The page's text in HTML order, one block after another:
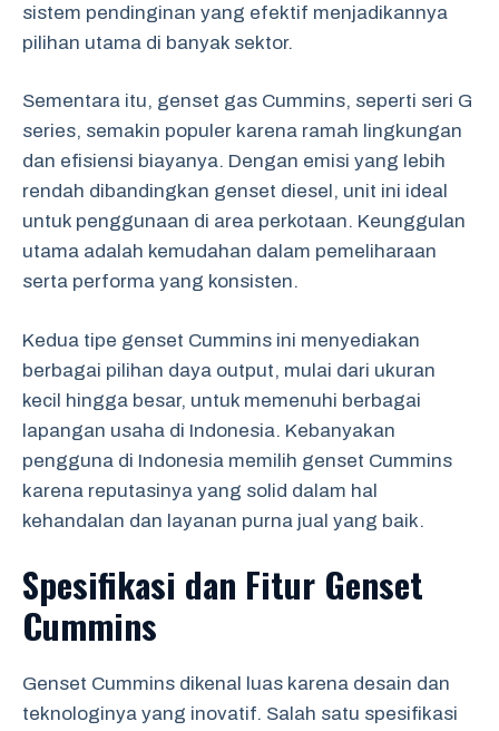
sistem pendinginan yang efektif menjadikannya
pilihan utama di banyak sektor.
Sementara itu, genset gas Cummins, seperti seri G
series, semakin populer karena ramah lingkungan
dan efisiensi biayanya. Dengan emisi yang lebih
rendah dibandingkan genset diesel, unit ini ideal
untuk penggunaan di area perkotaan. Keunggulan
utama adalah kemudahan dalam pemeliharaan
serta performa yang konsisten.
Kedua tipe genset Cummins ini menyediakan
berbagai pilihan daya output, mulai dari ukuran
kecil hingga besar, untuk memenuhi berbagai
lapangan usaha di Indonesia. Kebanyakan
pengguna di Indonesia memilih genset Cummins
karena reputasinya yang solid dalam hal
kehandalan dan layanan purna jual yang baik.
Spesifikasi dan Fitur Genset
Cummins
Genset Cummins dikenal luas karena desain dan
teknologinya yang inovatif. Salah satu spesifikasi